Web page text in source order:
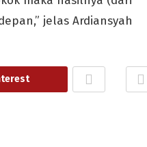
jelas Ardiansyah